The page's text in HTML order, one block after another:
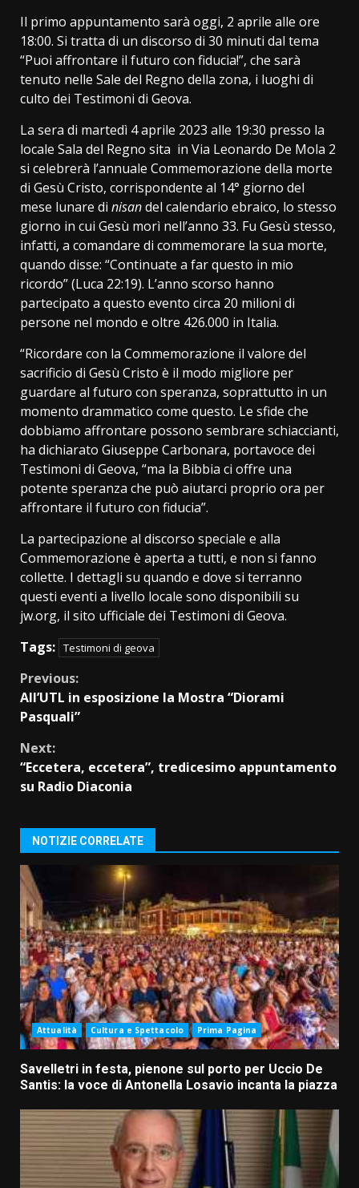
Il primo appuntamento sarà oggi, 2 aprile alle ore
18:00. Si tratta di un discorso di 30 minuti dal tema
“Puoi affrontare il futuro con fiducia!”, che sarà
tenuto nelle Sale del Regno della zona, i luoghi di
culto dei Testimoni di Geova.
La sera di martedì 4 aprile 2023 alle 19:30 presso la
locale Sala del Regno sita in Via Leonardo De Mola 2
si celebrerà l’annuale Commemorazione della morte
di Gesù Cristo, corrispondente al 14° giorno del
mese lunare di nisandel calendario ebraico, lo stesso
giorno in cui Gesù morì nell’anno 33. Fu Gesù stesso,
infatti, a comandare di commemorare la sua morte,
quando disse: “Continuate a far questo in mio
ricordo” (Luca 22:19). L’anno scorso hanno
partecipato a questo evento circa 20 milioni di
persone nel mondo e oltre 426.000 in Italia.
“Ricordare con la Commemorazione il valore del
sacrificio di Gesù Cristo è il modo migliore per
guardare al futuro con speranza, soprattutto in un
momento drammatico come questo. Le sfide che
dobbiamo affrontare possono sembrare schiaccianti,
ha dichiarato Giuseppe Carbonara, portavoce dei
Testimoni di Geova, “ma la Bibbia ci offre una
potente speranza che può aiutarci proprio ora per
affrontare il futuro con fiducia”.
La partecipazione al discorso speciale e alla
Commemorazione è aperta a tutti, e non si fanno
collette. I dettagli su quando e dove si terranno
questi eventi a livello locale sono disponibili su
jw.org, il sito ufficiale dei Testimoni di Geova.
Tags: Testimoni di geova
Continue
Reading
Previous:
All’UTL in esposizione la Mostra “Diorami
Pasquali”
Next:
“Eccetera, eccetera”, tredicesimo appuntamento
su Radio Diaconia
NOTIZIE CORRELATE
Attualità Cultura e Spettacolo Prima Pagina
Savelletri in festa, pienone sul porto per Uccio De
Santis: la voce di Antonella Losavio incanta la piazza